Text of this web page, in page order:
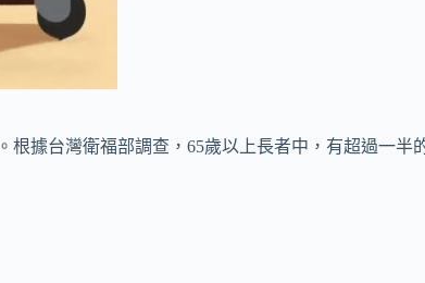
。根據台灣衛福部調查，65歲以上長者中，有超過一